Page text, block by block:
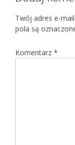
Twój adres e-
pola są
Komentarz *